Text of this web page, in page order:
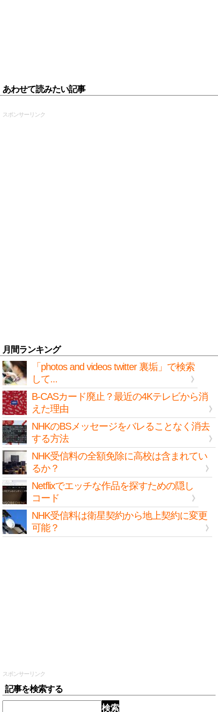
あわせて読みたい記事
スポンサーリンク
月間ランキング
「photos and videos twitter 裏垢」で検索
して...
B-CASカード廃止？最近の4Kテレビから消
えた理由
NHKのBSメッセージをバレることなく消去
する方法
NHK受信料の全額免除に高校は含まれてい
るか？
Netflixでエッチな作品を探すための隠し
コード
NHK受信料は衛星契約から地上契約に変更
可能？
スポンサーリンク
記事を検索する
検索